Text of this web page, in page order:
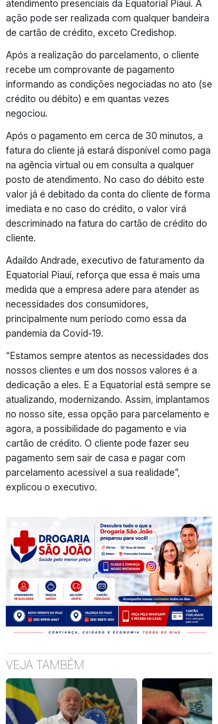
atendimento presenciais da Equatorial Piauí. A
ação pode ser realizada com qualquer bandeira
de cartão de crédito, exceto Credishop.
Após a realização do parcelamento, o cliente
recebe um comprovante de pagamento
informando as condições negociadas no ato (se
crédito ou débito) e em quantas vezes
negociou.
Após o pagamento em cerca de 30 minutos, a
fatura do cliente já estará disponível como paga
na agência virtual ou em consulta a qualquer
posto de atendimento. No caso do débito este
valor já é debitado da conta do cliente de forma
imediata e no caso do crédito, o valor virá
descriminado na fatura do cartão de crédito do
cliente.
Adaildo Andrade, executivo de faturamento da
Equatorial Piauí, reforça que essa é mais uma
medida que a empresa adere para atender as
necessidades dos consumidores,
principalmente num período como essa da
pandemia da Covid-19.
“Estamos sempre atentos as necessidades dos
nossos clientes e um dos nossos valores é a
dedicação a eles. E a Equatorial está sempre se
atualizando, modernizando. Assim, implantamos
no nosso site, essa opção para parcelamento e
agora, a possibilidade do pagamento e via
cartão de crédito. O cliente pode fazer seu
pagamento sem sair de casa e pagar com
parcelamento acessível a sua realidade”,
explicou o executivo.
VEJA TAMBÉM